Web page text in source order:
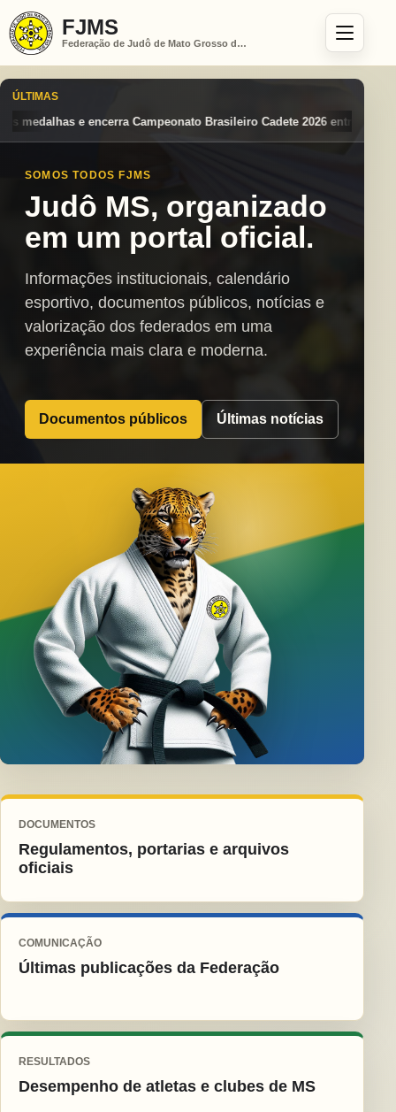
FJMS
Federação de Judô de Mato Grosso do Sul
ÚLTIMAS
Brasileiro Cadete 2026 entre os destaques nacionais Mato
SOMOS TODOS FJMS
Judô MS, organizado
em um portal oficial.
Informações institucionais, calendário
esportivo, documentos públicos, notícias e
valorização dos federados em uma
experiência mais clara e moderna.
Documentos públicos Últimas notícias
DOCUMENTOS
Regulamentos, portarias e arquivos
oficiais
COMUNICAÇÃO
Últimas publicações da Federação
RESULTADOS
Desempenho de atletas e clubes de MS